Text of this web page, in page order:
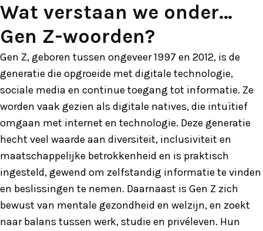
Wat verstaan we onder…
Gen Z-woorden?
Gen Z, geboren tussen ongeveer 1997 en 2012, is de
generatie die opgroeide met digitale technologie,
sociale media en continue toegang tot informatie. Ze
worden vaak gezien als digitale natives, die intuïtief
omgaan met internet en technologie. Deze generatie
hecht veel waarde aan diversiteit, inclusiviteit en
maatschappelijke betrokkenheid en is praktisch
ingesteld, gewend om zelfstandig informatie te vinden
en beslissingen te nemen. Daarnaast is Gen Z zich
bewust van mentale gezondheid en welzijn, en zoekt
naar balans tussen werk, studie en privéleven. Hun